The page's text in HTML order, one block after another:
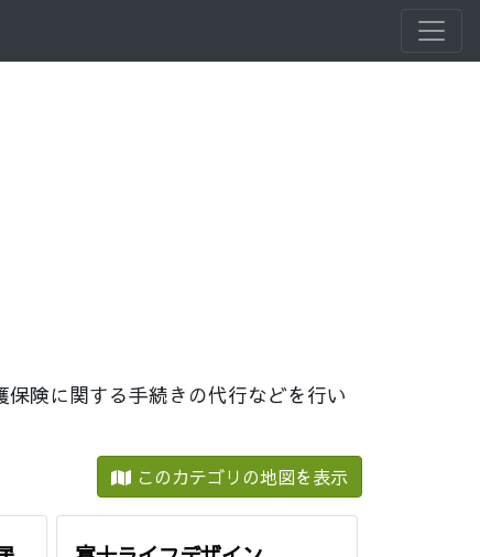
険に関する手続きの代行などを行い
このカテゴリの地図を表示